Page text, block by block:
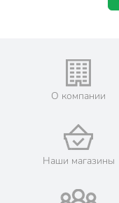
О компании
Наши магазины